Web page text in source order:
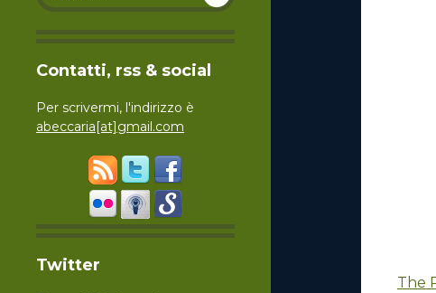
Contatti, rss & social
Per scrivermi, l'indirizzo è
abeccaria[at]gmail.com
Twitter
The